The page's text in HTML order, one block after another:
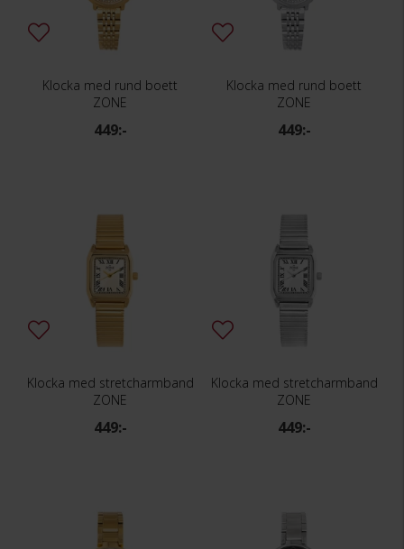
Klocka med rund boett
ZONE
449:-
Klocka med rund boett
ZONE
449:-
Klocka med stretcharmband
ZONE
449:-
Klocka med stretcharmband
ZONE
449:-